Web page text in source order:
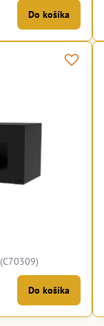
Do košíka
(C70309)
Do košíka